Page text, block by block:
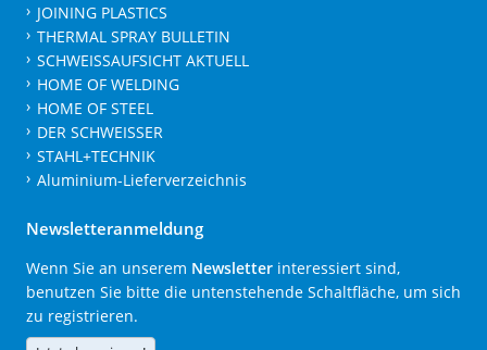
JOINING PLASTICS
THERMAL SPRAY BULLETIN
SCHWEISSAUFSICHT AKTUELL
HOME OF WELDING
HOME OF STEEL
DER SCHWEISSER
STAHL+TECHNIK
Aluminium-Lieferverzeichnis
Newsletteranmeldung
Wenn Sie an unserem Newsletter interessiert sind,
benutzen Sie bitte die untenstehende Schaltfläche, um sich
zu registrieren.